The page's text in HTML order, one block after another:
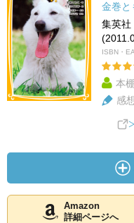
金巻と
集英社
ISBN・
本
感
Amazon
詳細ページへ